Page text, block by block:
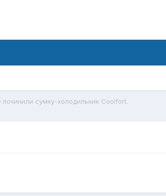
починили сумку-холодильник Coolfort.